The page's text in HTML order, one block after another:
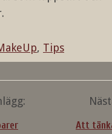
, Tips
Att